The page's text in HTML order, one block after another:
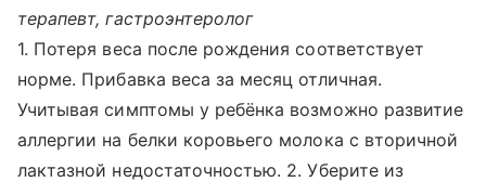
терапевт, гастроэнтеролог
1. Потеря веса после рождения соответствует
норме. Прибавка веса за месяц отличная.
Учитывая симптомы у ребёнка возможно развитие
аллергии на белки коровьего молока с вторичной
лактазной недостаточностью. 2. Уберите из